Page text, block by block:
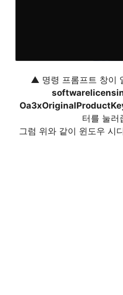
▲ 명령 프롬프트 창이
터를 눌러
그럼 위와 같이 윈도우 시